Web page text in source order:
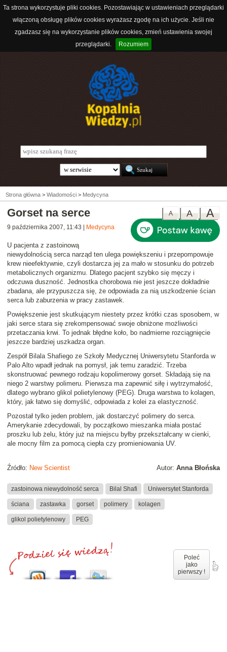
Ta strona wykorzystuje pliki cookies. Pozostawiając w ustawieniach przeglądarki
włączoną obsługę plików cookies wyrażasz zgodę na ich użycie. Jeśli nie
zgadzasz się na wykorzystanie plików cookies, zmień ustawienia swojej
przeglądarki.
Rozumiem
Strona główna > Wiadomości > Medycyna
A
A
A
Gorset na serce
9 października 2007, 11:43 Medycyna
U pacjenta z zastoinową
niewydolnością serca narząd ten ulega powiększeniu i przepompowuje
krew nieefektywnie, czyli dostarcza jej za mało w stosunku do potrzeb
metabolicznych organizmu. Dlatego pacjent szybko się męczy i
odczuwa duszność. Jednostka chorobowa nie jest jeszcze dokładnie
zbadana, ale przypuszcza się, że odpowiada za nią uszkodzenie ścian
serca lub zaburzenia w pracy zastawek.
Powiększenie jest skutkującym niestety przez krótki czas sposobem, w
jaki serce stara się zrekompensować swoje obniżone możliwości
przetaczania krwi. To jednak błędne koło, bo nadmierne rozciągnięcie
jeszcze bardziej uszkadza organ.
Zespół Bilala Shafiego ze Szkoły Medycznej Uniwersytetu Stanforda w
Palo Alto wpadł jednak na pomysł, jak temu zaradzić. Trzeba
skonstruować pewnego rodzaju kopolimerowy gorset. Składają się na
niego 2 warstwy polimeru. Pierwsza ma zapewnić siłę i wytrzymałość,
dlatego wybrano glikol polietylenowy (PEG). Druga warstwa to kolagen,
który, jak łatwo się domyślić, odpowiada z kolei za elastyczność.
Pozostał tylko jeden problem, jak dostarczyć polimery do serca.
Amerykanie zdecydowali, by początkowo mieszanka miała postać
proszku lub żelu, który już na miejscu byłby przekształcany w cienki,
ale mocny film za pomocą ciepła czy promieniowania UV.
Autor: Anna Błońska
Źródło: New Scientist
zastoinowa niewydolność serca Bilal Shafi Uniwersytet Stanforda
ściana zastawka gorset polimery kolagen
glikol polietylenowy PEG
Poleć
jako
pierwszy !